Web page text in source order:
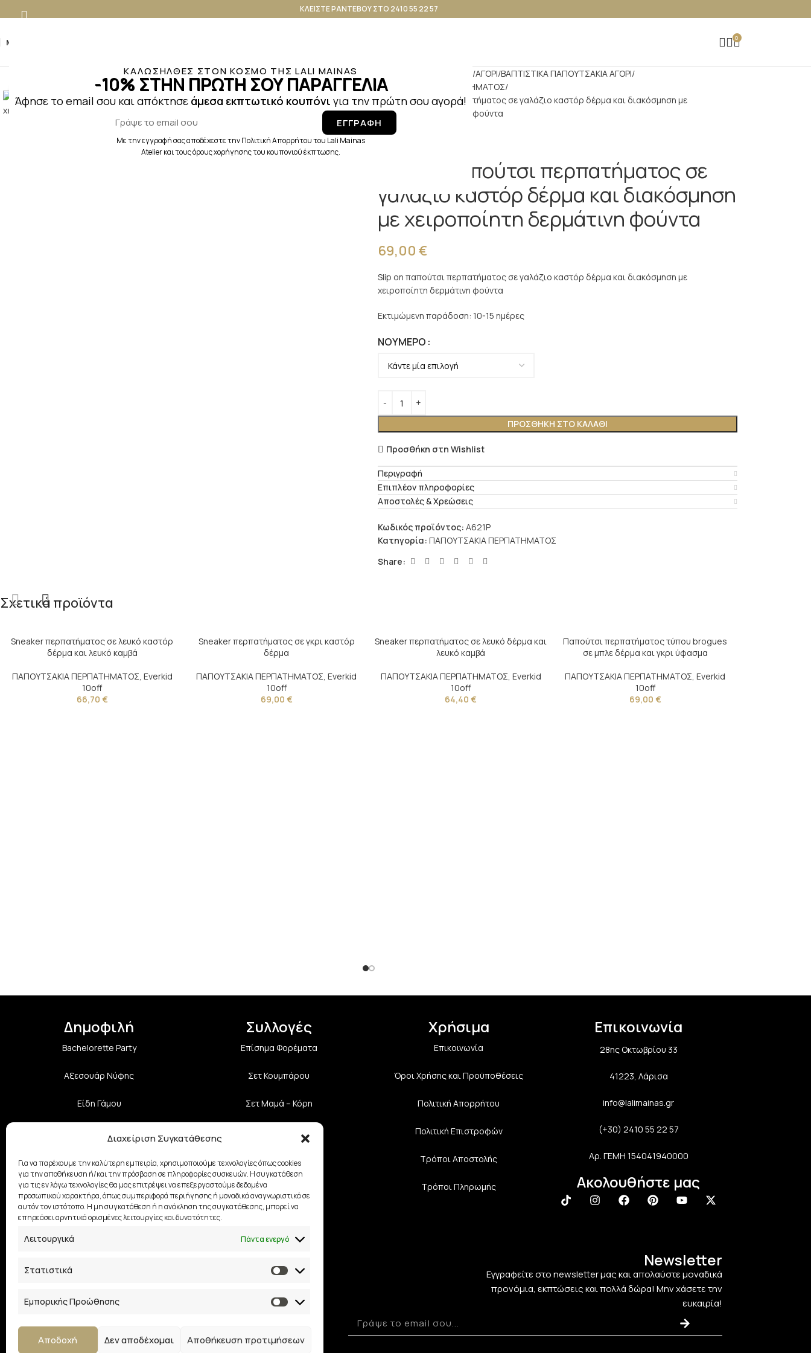
ΚΑΛΩΣΗΛΘΕΣ ΣΤΟΝ ΚΟΣΜΟ ΤΗΣ LALI MAINAS
-10% ΣΤΗΝ ΠΡΩΤΗ ΣΟΥ ΠΑΡΑΓΓΕΛΙΑ
Άφησε το email σου και απόκτησε άμεσα εκπτωτικό κουπόνι για την πρώτη σου αγορά!
ΕΓΓΡΑΦΗ
Με την εγγραφή σας αποδέχεστε την Πολιτική Απορρήτου του Lali Mainas
Atelier και τους όρους χορήγησης του κουπονιού έκπτωσης.
Διαχείριση Συγκατάθεσης
Για να παρέχουμε την καλύτερη εμπειρία, χρησιμοποιούμε τεχνολογίες όπως cookies
για την αποθήκευση ή/και την πρόσβαση σε πληροφορίες συσκευών. Η συγκατάθεση
για τις εν λόγω τεχνολογίες θα μας επιτρέψει να επεξεργαστούμε δεδομένα
προσωπικού χαρακτήρα, όπως συμπεριφορά περιήγησης ή μοναδικά αναγνωριστικά σε
αυτόν τον ιστότοπο. Η μη συγκατάθεση ή η ανάκληση της συγκατάθεσης, μπορεί να
επηρεάσει αρνητικά ορισμένες λειτουργίες και δυνατότητες.
Λειτουργικά Πάντα ενεργό
Στατιστικά
Εμπορικής Προώθησης
Αποδοχή Δεν αποδέχομαι Αποθήκευση προτιμήσεων
ΚΛΕΙΣΤΕ ΡΑΝΤΕΒΟΥ ΣΤΟ 2410 55 22 57
MENU 0
Κλικ για μεγέθυνση
ΑΓΟΡΙ ΒΑΠΤΙΣΤΙΚΑ ΠΑΠΟΥΤΣAKIA ΑΓΟΡΙ
ΠΑΠΟΥΤΣΑΚΙΑ ΠΕΡΠΑΤΗΜΑΤΟΣ
Slip on παπούτσι περπατήματος σε γαλάζιο καστόρ δέρμα και διακόσμηση με
χειροποίητη δερμάτινη φούντα
Slip on παπούτσι περπατήματος σε
γαλάζιο καστόρ δέρμα και διακόσμηση
με χειροποίητη δερμάτινη φούντα
69,00 €
Slip on παπούτσι περπατήματος σε γαλάζιο καστόρ δέρμα και διακόσμηση με
χειροποίητη δερμάτινη φούντα
Εκτιμώμενη παράδοση: 10-15 ημέρες
ΝΟΎΜΕΡΟ
ΠΡΟΣΘΉΚΗ ΣΤΟ ΚΑΛΆΘΙ
Προσθήκη στη Wishlist
Περιγραφή
Επιπλέον πληροφορίες
Αποστολές & Χρεώσεις
Κωδικός προϊόντος: A621P
Κατηγορία: ΠΑΠΟΥΤΣΑΚΙΑ ΠΕΡΠΑΤΗΜΑΤΟΣ
Share:
Σχετικά προϊόντα
Sneaker περπατήματος σε λευκό καστόρ
δέρμα και λευκό καμβά
ΠΑΠΟΥΤΣΑΚΙΑ ΠΕΡΠΑΤΗΜΑΤΟΣ, Everkid
10off
66,70 €
Sneaker περπατήματος σε γκρι καστόρ
δέρμα
ΠΑΠΟΥΤΣΑΚΙΑ ΠΕΡΠΑΤΗΜΑΤΟΣ,Everkid
10off
69,00 €
Sneaker περπατήματος σε λευκό δέρμα και
λευκό καμβά
ΠΑΠΟΥΤΣΑΚΙΑ ΠΕΡΠΑΤΗΜΑΤΟΣ, Everkid
10off
64,40 €
Παπούτσι περπατήματος τύπου brogues
σε μπλε δέρμα και γκρι ύφασμα
ΠΑΠΟΥΤΣΑΚΙΑ ΠΕΡΠΑΤΗΜΑΤΟΣ,Everkid
10off
69,00 €
Δημοφιλή
Bachelorette Party
Αξεσουάρ Νύφης
Είδη Γάμου
Κοσμήματα
Βαπτιστικά Ρούχα
Φούστες
Συλλογές
Επίσημα Φορέματα
Σετ Κουμπάρου
Σετ Μαμά – Κόρη
Σχεδιαστές
Χρήσιμα
Επικοινωνία
Όροι Χρήσης και Προϋποθέσεις
Πολιτική Aπορρήτου
Πολιτική Επιστροφών
Τρόποι Αποστολής
Τρόποι Πληρωμής
Επικοινωνία
28ης Οκτωβρίου 33
41223, Λάρισα
info@lalimainas.gr
(+30) 2410 55 22 57
Αρ. ΓΕΜΗ 154041940000
Ακολουθήστε μας
Newsletter
Εγγραφείτε στο newsletter μας και απολαύστε μοναδικά
προνόμια, εκπτώσεις και πολλά δώρα! Μην χάσετε την
ευκαιρία!